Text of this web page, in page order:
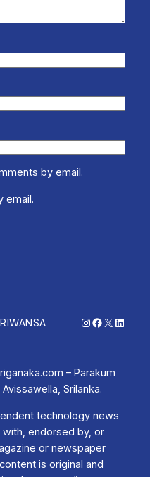
by email.
email.
Instagram
Facebook
X
– Parakum
Srilanka.
technology news
endorsed by, or
or newspaper
is original and